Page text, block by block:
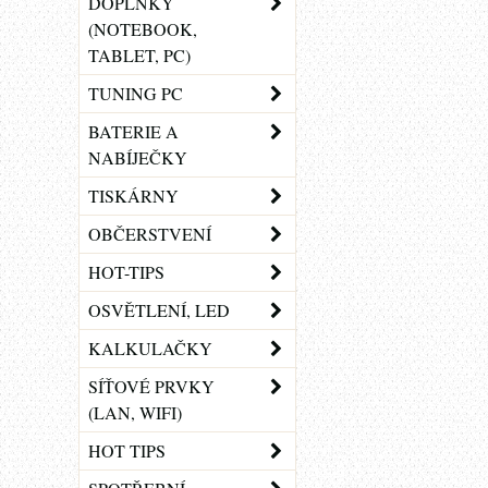
(NOTEBOOK,
TABLET, PC)
TUNING PC
BATERIE A
NABÍJEČKY
TISKÁRNY
OBČERSTVENÍ
HOT-TIPS
OSVĚTLENÍ, LED
KALKULAČKY
SÍŤOVÉ PRVKY
(LAN, WIFI)
HOT TIPS